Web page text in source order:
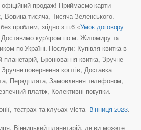
офіційний продаж! Приймаємо карти
Вовина тисяча, Тисяча Зеленського.
проблем, згідно з п.6 «Умов договору
Доставимо кур'єром по м. Житомиру та
по Україні. Послуги: Купівля квитка в
планетарій, Бронювання квитка, Зручне
повернення коштів, Доставка
Передплата, Замовлення телефоном,
платіж, Колективні покупки.
театрах та клубах міста Вінниця 2023.
Вінницький планетарій, де ви можете